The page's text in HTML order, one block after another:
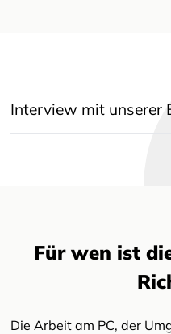
Interview mit unserer
Für wen ist
Die Arbeit am PC, der